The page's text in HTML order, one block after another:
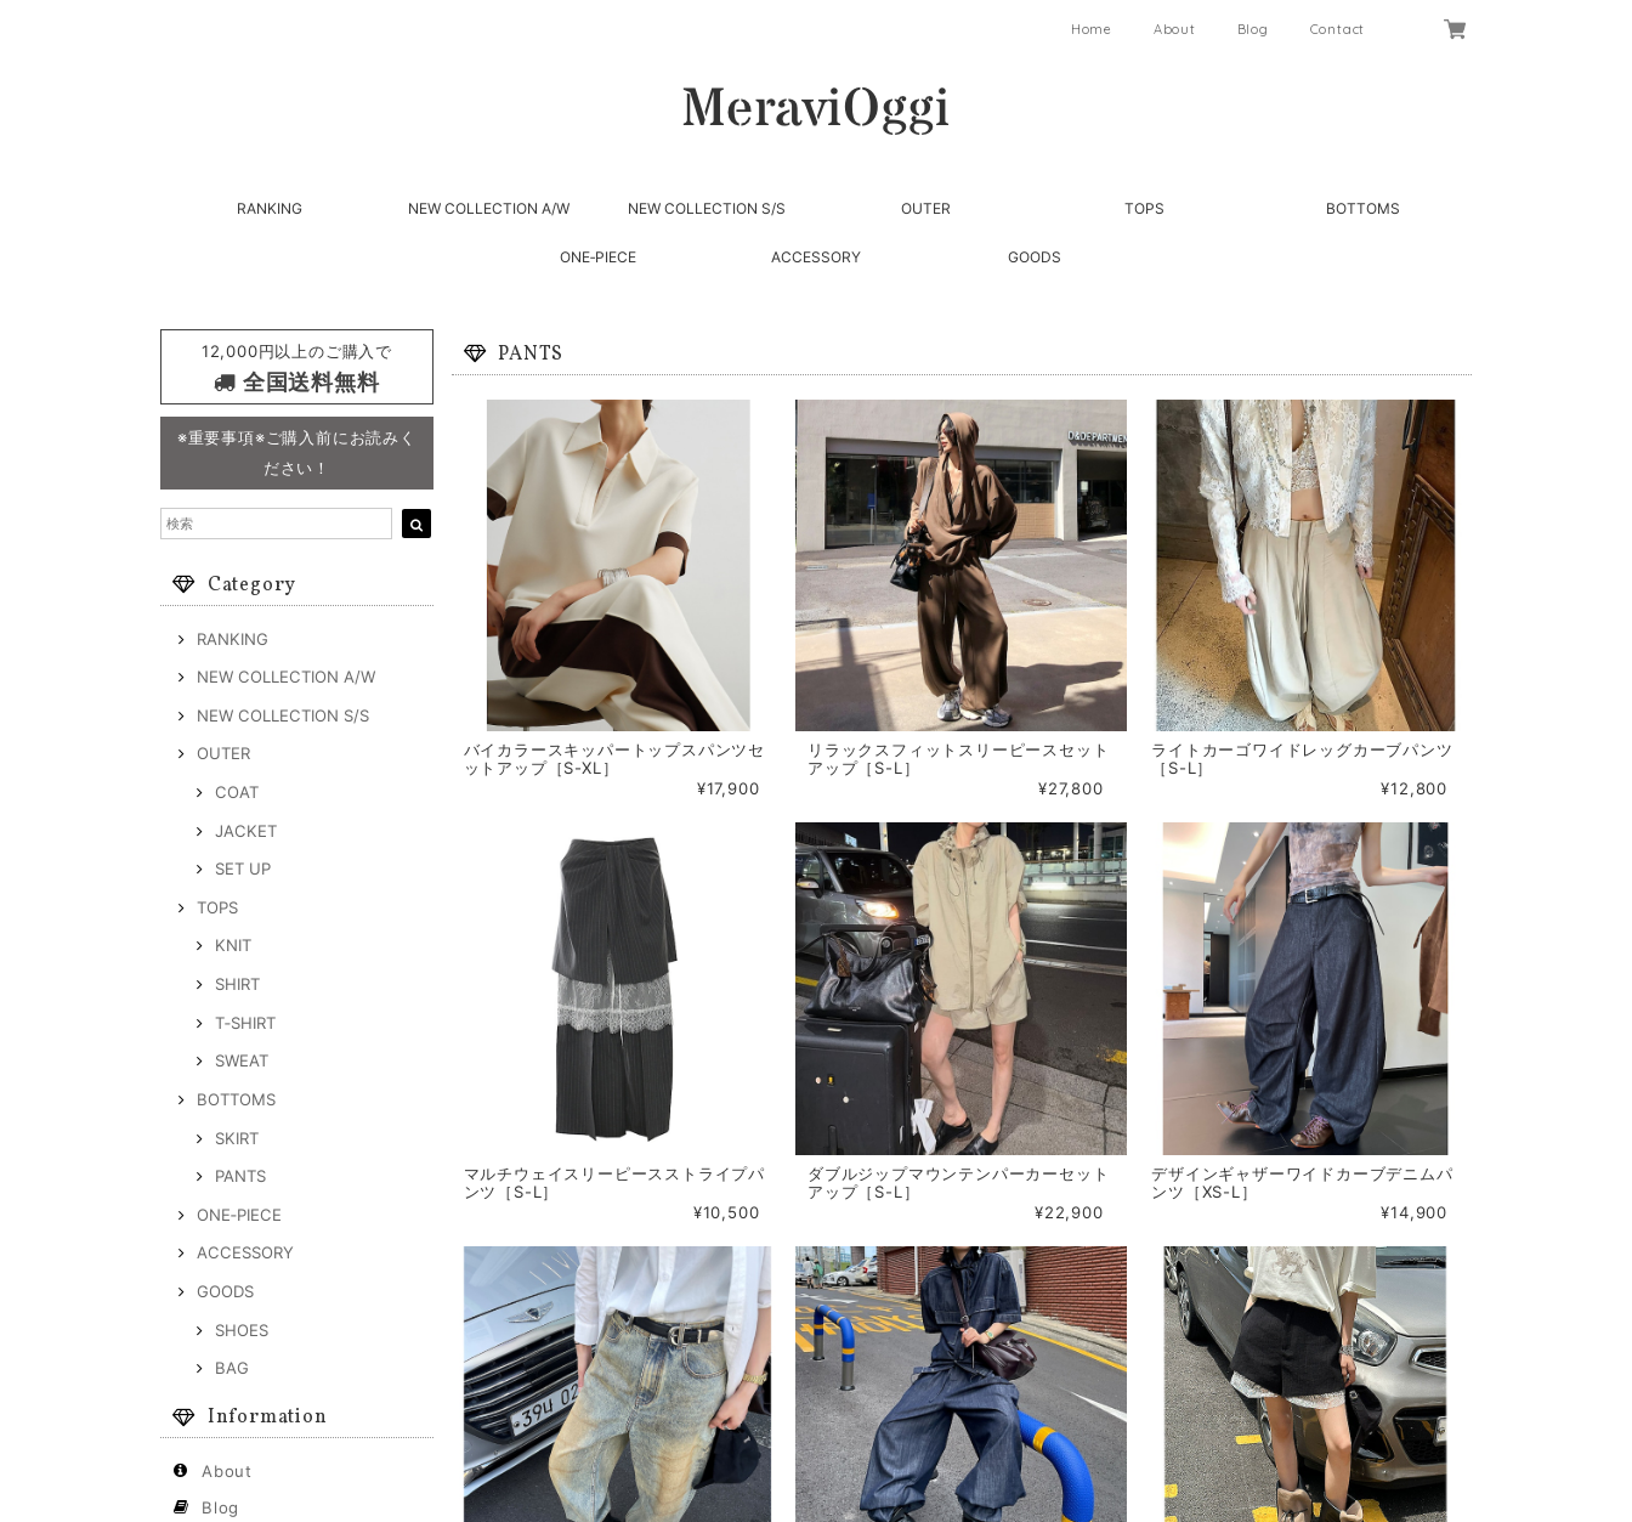
Home About Blog Contact
RANKING NEW COLLECTION A/W NEW COLLECTION S/S OUTER TOPS BOTTOMS
ONE‐PIECE ACCESSORY GOODS
12,000円以上のご購入で
全国送料無料
※重要事項※ご購入前にお読みく
ださい！
Category
RANKING
NEW COLLECTION A/W
NEW COLLECTION S/S
OUTER
COAT
JACKET
SET UP
TOPS
KNIT
SHIRT
T‐SHIRT
SWEAT
BOTTOMS
SKIRT
PANTS
ONE‐PIECE
ACCESSORY
GOODS
SHOES
BAG
Information
About
Blog
PANTS
バイカラースキッパートップスパンツセ
ットアップ［S-XL］
¥17,900
リラックスフィットスリーピースセット
アップ［S-L］
¥27,800
ライトカーゴワイドレッグカーブパンツ
［S-L］
¥12,800
マルチウェイスリーピースストライプパ
ンツ［S-L］
¥10,500
ダブルジップマウンテンパーカーセット
アップ［S-L］
¥22,900
デザインギャザーワイドカーブデニムパ
ンツ［XS-L］
¥14,900